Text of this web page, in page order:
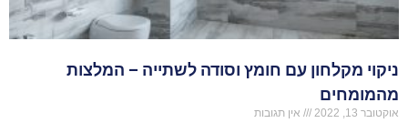
ניקוי מקלחון עם חומץ וסודה לשתייה – המלצות
מהמומחים
אוקטובר 13, 2022 אין תגובות